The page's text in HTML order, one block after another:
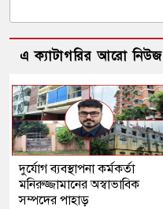
এ ক্যাটাগরির আরো নিউজ
দুর্যোগ ব্যবস্থাপনা কর্মকর্তা
মনিরুজ্জামানের অস্বাভাবিক
সম্পদের পাহাড়